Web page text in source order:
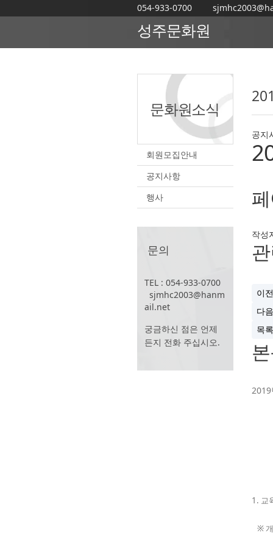
054-933-0700
성주문화원
문화원소식
회원모집안내
공지사항
행사
문의
TEL : 054-933-0700
sjmhc2003@hanm
ail.net
궁금하신 점은 언제
든지 전화 주십시오.
공지
작성
이
다
목록
2019
1. 교
※